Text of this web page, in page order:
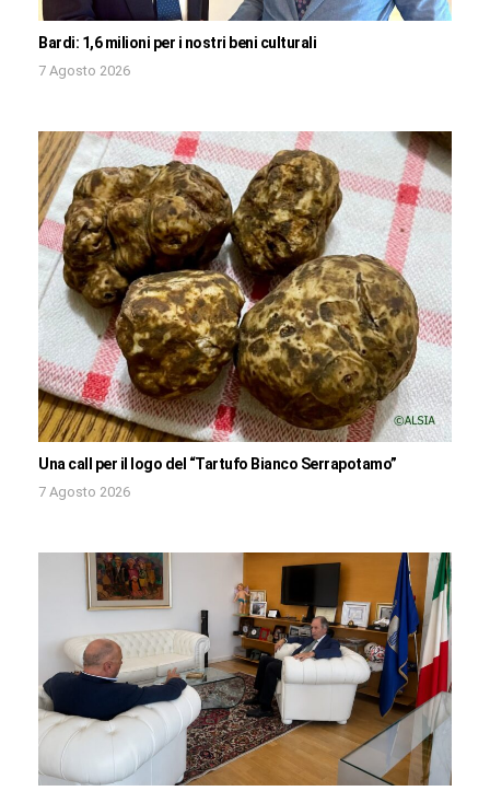
Bardi: 1,6 milioni per i nostri beni culturali
7 Agosto 2026
Una call per il logo del “Tartufo Bianco Serrapotamo”
7 Agosto 2026